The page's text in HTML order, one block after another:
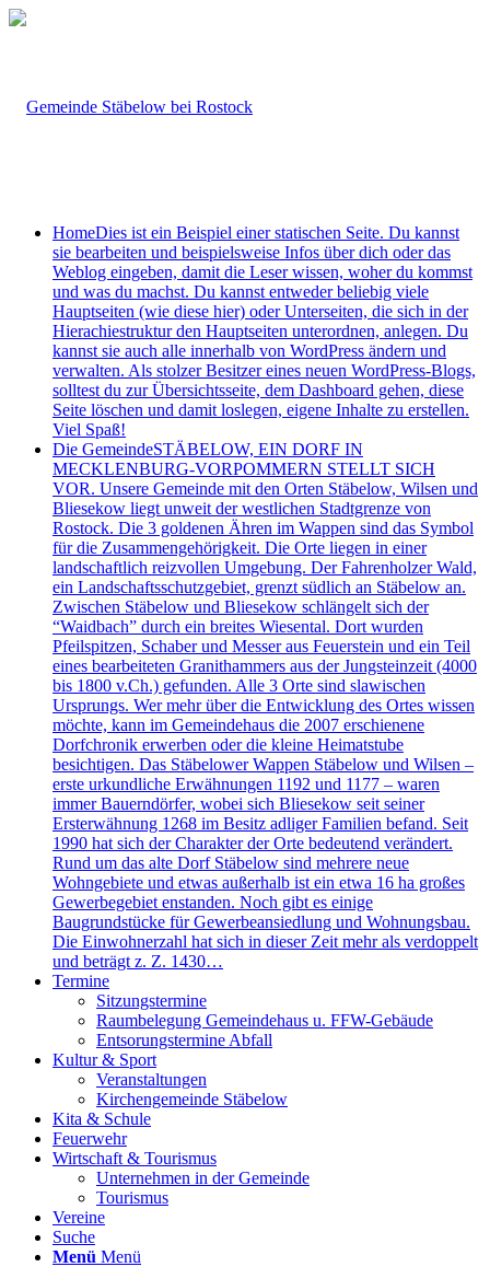
HomeDies ist ein Beispiel einer statischen Seite. Du kannst
sie bearbeiten und beispielsweise Infos über dich oder das
Weblog eingeben, damit die Leser wissen, woher du kommst
und was du machst. Du kannst entweder beliebig viele
Hauptseiten (wie diese hier) oder Unterseiten, die sich in der
Hierachiestruktur den Hauptseiten unterordnen, anlegen. Du
kannst sie auch alle innerhalb von WordPress ändern und
verwalten. Als stolzer Besitzer eines neuen WordPress-Blogs,
solltest du zur Übersichtsseite, dem Dashboard gehen, diese
Seite löschen und damit loslegen, eigene Inhalte zu erstellen.
Viel Spaß!
Die GemeindeSTÄBELOW, EIN DORF IN
MECKLENBURG-VORPOMMERN STELLT SICH
VOR. Unsere Gemeinde mit den Orten Stäbelow, Wilsen und
Bliesekow liegt unweit der westlichen Stadtgrenze von
Rostock. Die 3 goldenen Ähren im Wappen sind das Symbol
für die Zusammengehörigkeit. Die Orte liegen in einer
landschaftlich reizvollen Umgebung. Der Fahrenholzer Wald,
ein Landschaftsschutzgebiet, grenzt südlich an Stäbelow an.
Zwischen Stäbelow und Bliesekow schlängelt sich der
“Waidbach” durch ein breites Wiesental. Dort wurden
Pfeilspitzen, Schaber und Messer aus Feuerstein und ein Teil
eines bearbeiteten Granithammers aus der Jungsteinzeit (4000
bis 1800 v.Ch.) gefunden. Alle 3 Orte sind slawischen
Ursprungs. Wer mehr über die Entwicklung des Ortes wissen
möchte, kann im Gemeindehaus die 2007 erschienene
Dorfchronik erwerben oder die kleine Heimatstube
besichtigen. Das Stäbelower Wappen Stäbelow und Wilsen –
erste urkundliche Erwähnungen 1192 und 1177 – waren
immer Bauerndörfer, wobei sich Bliesekow seit seiner
Ersterwähnung 1268 im Besitz adliger Familien befand. Seit
1990 hat sich der Charakter der Orte bedeutend verändert.
Rund um das alte Dorf Stäbelow sind mehrere neue
Wohngebiete und etwas außerhalb ist ein etwa 16 ha großes
Gewerbegebiet enstanden. Noch gibt es einige
Baugrundstücke für Gewerbeansiedlung und Wohnungsbau.
Die Einwohnerzahl hat sich in dieser Zeit mehr als verdoppelt
und beträgt z. Z. 1430…
Termine
Sitzungstermine
Raumbelegung Gemeindehaus u. FFW-Gebäude
Entsorungstermine Abfall
Kultur & Sport
Veranstaltungen
Kirchengemeinde Stäbelow
Kita & Schule
Feuerwehr
Wirtschaft & Tourismus
Unternehmen in der Gemeinde
Tourismus
Vereine
Suche
Menü Menü